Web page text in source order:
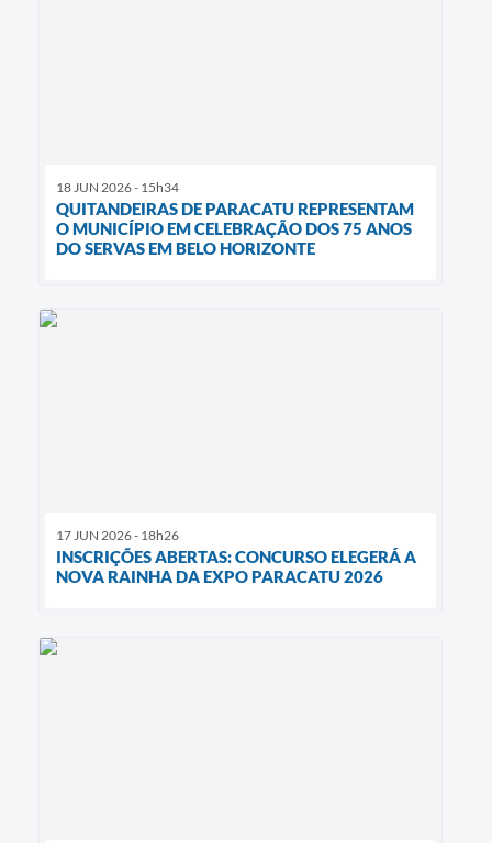
18 JUN 2026 - 15h34
QUITANDEIRAS DE PARACATU REPRESENTAM
O MUNICÍPIO EM CELEBRAÇÃO DOS 75 ANOS
DO SERVAS EM BELO HORIZONTE
17 JUN 2026 - 18h26
INSCRIÇÕES ABERTAS: CONCURSO ELEGERÁ A
NOVA RAINHA DA EXPO PARACATU 2026